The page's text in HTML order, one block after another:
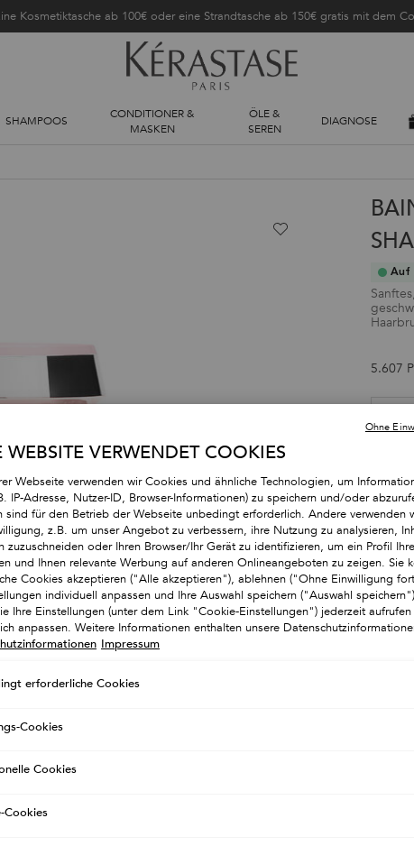
Kosmetiktasche ab 100€ oder eine Strandtasche ab 150€ gratis mit dem
SHAMPOOS
CONDITIONER &
MASKEN
ÖLE &
SEREN
DIAGNOSE
Auf
5.607
Auswahl treffen size:
500ml
−
Menge
WEBSITE VERWENDET COOKIES
Webseite verwenden wir Cookies und ähnliche Technologien, um
IP-Adresse, Nutzer-ID, Browser-Informationen) zu speichern und/oder
sind für den Betrieb der Webseite unbedingt erforderlich. Andere verwenden
z.B. um unser Angebot zu verbessern, ihre Nutzung zu analysieren,
zuzuschneiden oder Ihren Browser/Ihr Gerät zu identifizieren, um ein Profil
und Ihnen relevante Werbung auf anderen Onlineangeboten zu zeigen. Sie
Cookies akzeptieren ("Alle akzeptieren"), ablehnen ("Ohne Einwilligung
individuell anpassen und Ihre Auswahl speichern ("Auswahl
Ihre Einstellungen (unter dem Link "Cookie-Einstellungen") jederzeit
anpassen. Weitere Informationen enthalten unsere
Impressum
erforderliche Cookies
Cookies
Cookies
Cookies
Ohne